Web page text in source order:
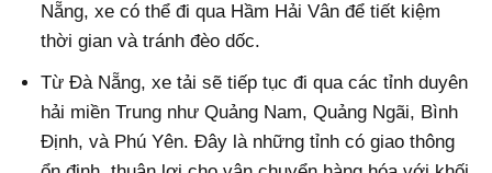
Nẵng, xe có thể đi qua Hầm Hải Vân để tiết kiệm
thời gian và tránh đèo dốc.
Từ Đà Nẵng, xe tải sẽ tiếp tục đi qua các tỉnh duyên
hải miền Trung như Quảng Nam, Quảng Ngãi, Bình
Định, và Phú Yên. Đây là những tỉnh có giao thông